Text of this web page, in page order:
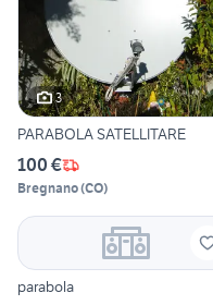
3
PARABOLA SATELLITARE
100 €
Bregnano(CO)
parabola